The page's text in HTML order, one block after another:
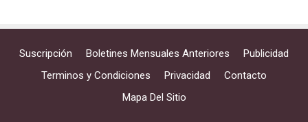
Suscripción Boletines Mensuales Anteriores
Publicidad
Terminos y Condiciones
Privacidad
Contacto
Mapa Del Sitio